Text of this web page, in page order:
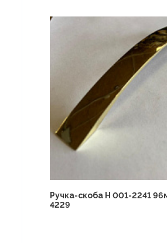
Ручка-скоба Н 001-2241
4229